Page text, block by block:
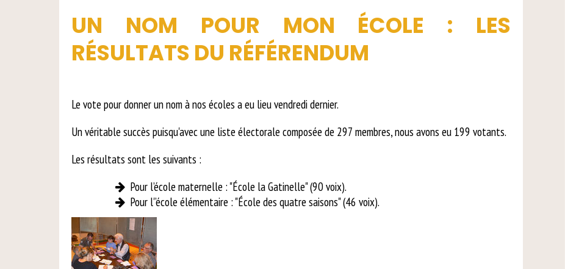
UN NOM POUR MON ÉCOLE : LES
RÉSULTATS DU RÉFÉRENDUM
Le vote pour donner un nom à nos écoles a eu lieu vendredi dernier.
Un véritable succès puisqu'avec une liste électorale composée de 297 membres, nous avons eu 199 votants.
Les résultats sont les suivants :
Pour l’école maternelle : "École la Gatinelle" (90 voix).
Pour l'’école élémentaire : "École des quatre saisons" (46 voix).